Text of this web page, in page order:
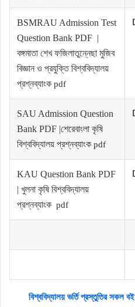
BSMRAU Admission Test
Question Bank PDF |
বঙ্গমাতা শেখ ফজিলাতুন্নেছা মুজিব
বিজ্ঞান ও প্রযুক্তি বিশ্ববিদ্যালয়
প্রশ্নব্যাংক pdf
SAU Admission Question
Bank PDF |শেরেবাংলা কৃষি
বিশ্ববিদ্যালয় প্রশ্নব্যাংক pdf
KAU Question Bank PDF
| খুলনা কৃষি বিশ্ববিদ্যালয়
প্রশ্নব্যাংক pdf
বিশ্ববিদ্যালয় ভর্তি প্রস্তুতির সকল